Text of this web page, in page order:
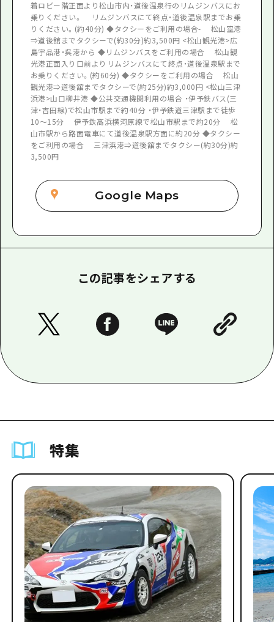
着ロビー階正面より松山市内・道後温泉行のリムジンバスにお
乗りください。 リムジンバスにて終点・道後温泉駅までお乗
りください。(約40分) ◆タクシーをご利用の場合- 松山空港
⇒道後舘までタクシーで(約30分)約3,500円 <松山観光港>広
島宇品港・呉港から ◆リムジンバスをご利用の場合 松山観
光港正面入り口前よりリムジンバスにて終点・道後温泉駅まで
お乗りください。(約60分) ◆タクシーをご利用の場合 松山
観光港⇒道後舘までタクシーで(約25分)約3,000円 <松山三津
浜港>山口柳井港 ◆公共交通機関利用の場合 ・伊予鉄バス(三
津・吉田線)で松山市駅まで約40分 ・伊予鉄道三津駅まで徒歩
10～15分 伊予鉄高浜横河原線で松山市駅まで約20分 松
山市駅から路面電車にて道後温泉駅方面に約20分 ◆タクシー
をご利用の場合 三津浜港⇒道後舘までタクシー(約30分)約
3,500円
Google Maps
この記事をシェアする
特集